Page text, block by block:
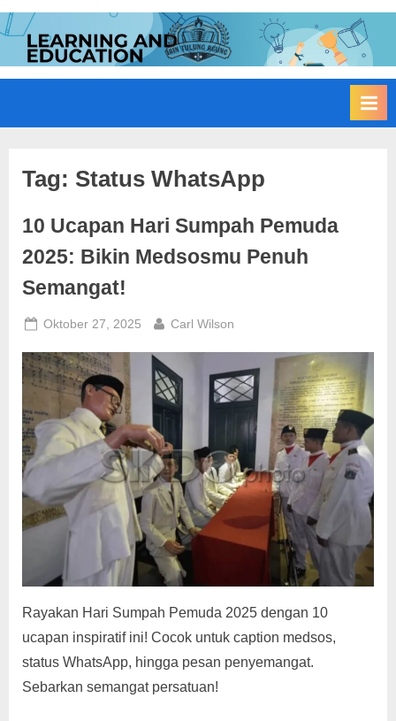
Skip
to
content
I
A
N
u
u
n
g
u
n
g
Edukasi
Membangun
Tag: Status WhatsApp
10 Ucapan Hari Sumpah Pemuda
2025: Bikin Medsosmu Penuh
Semangat!
Posted
Oktober 27, 2025 By
Carl Wilson
Rayakan Hari Sumpah Pemuda 2025 dengan 10
ucapan inspiratif ini! Cocok untuk caption medsos,
status WhatsApp, hingga pesan penyemangat.
Sebarkan semangat persatuan!